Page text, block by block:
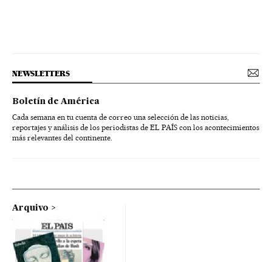
NEWSLETTERS
Boletín de América
Cada semana en tu cuenta de correo una selección de las noticias,
reportajes y análisis de los periodistas de EL PAÍS con los acontecimientos
más relevantes del continente.
Arquivo